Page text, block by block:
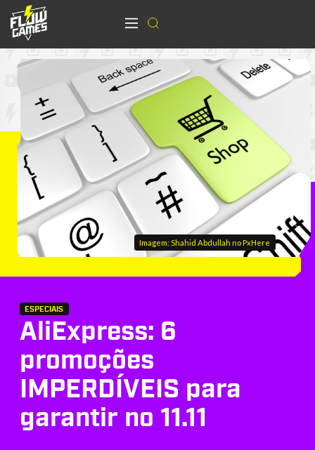
Imagem: Shahid Abdullah no PxHere
ESPECIAIS
AliExpress: 6
promoções
IMPERDÍVEIS para
garantir no 11.11